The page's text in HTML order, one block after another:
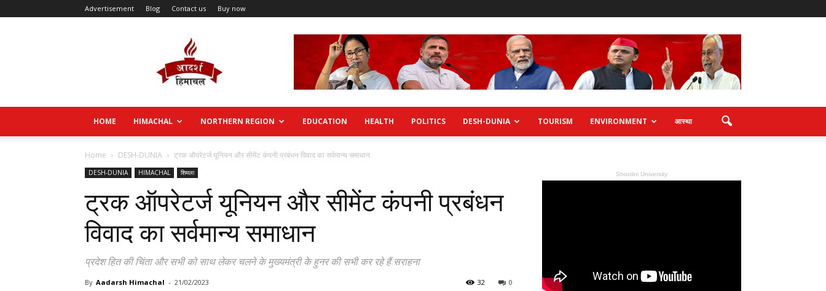
Advertisement Blog Contact us Buy now
HOME HIMACHAL NORTHERN REGION EDUCATION HEALTH POLITICS DESH-DUNIA TOURISM ENVIRONMENT आस्था
Home DESH-DUNIA ट्रक ऑपरेटर्ज यूनियन और सीमेंट कंपनी प्रबंधन विवाद का सर्वमान्य समाधान
DESH-DUNIA HIMACHAL शिमला
ट्रक ऑपरेटर्ज यूनियन और सीमेंट कंपनी प्रबंधन
विवाद का सर्वमान्य समाधान
प्रदेश हित की चिंता और सभी को साथ लेकर चलने के मुख्यमंत्री के हुनर की सभी कर रहे हैं सराहना
By Aadarsh Himachal - 21/02/2023 0
32
Shoolini University